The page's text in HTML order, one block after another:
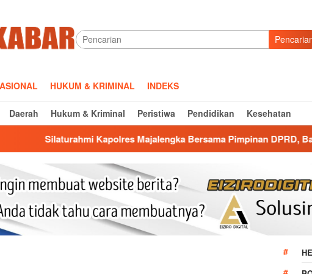
HUKUM & KRIMINAL INDEKS
Daerah Hukum & Kriminal Peristiwa Pendidikan Kesehatan
Kapolres Majalengka Bersama Pimpinan DPRD, Bangun Kolaborasi